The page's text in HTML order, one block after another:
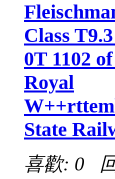
Class
0T 1102
Royal
State
喜歡: 0